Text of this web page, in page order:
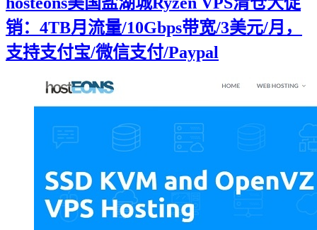
销：4TB月流量/10Gbps带宽/3美元/月，
支持支付宝/微信支付/Paypal